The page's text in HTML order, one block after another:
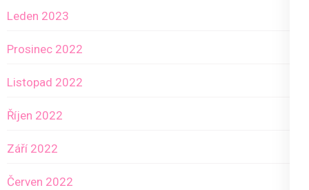
Leden 2023
Prosinec 2022
Listopad 2022
Říjen 2022
Září 2022
Červen 2022